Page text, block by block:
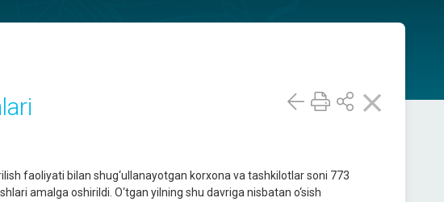
faoliyati bilan shug‘ullanayotgan korxona va tashkilotlar soni 773
amalga oshirildi. O‘tgan yilning shu davriga nisbatan o‘sish